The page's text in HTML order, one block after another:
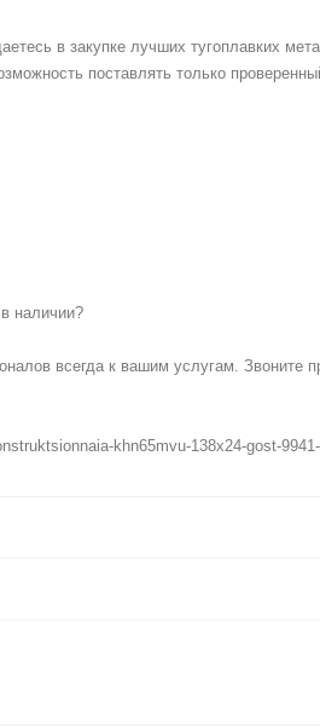
в закупке лучших тугоплавких
поставлять только
наличии?
всегда к вашим услугам. Звоните
khn65mvu-138x24-gost-